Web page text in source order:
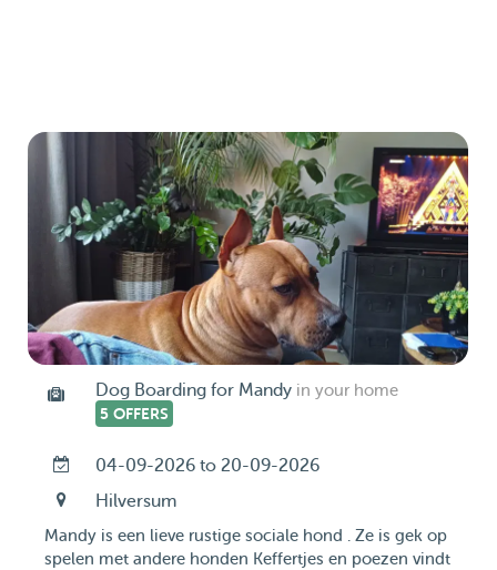
Dog Boarding for Mandy in your home
5 OFFERS
04-09-2026 to 20-09-2026
Hilversum
Mandy is een lieve rustige sociale hond . Ze is gek op
spelen met andere honden Keffertjes en poezen vindt